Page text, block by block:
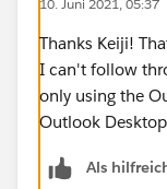
Thanks Keiji!
I can't follow
only using the
Outlook
Als